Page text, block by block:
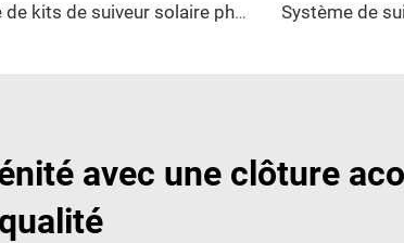
Structure système de kits de suiveur solaire photovoltaïque à un axe lourd en acier du fabricant professionnel
avec une clôture
qualité